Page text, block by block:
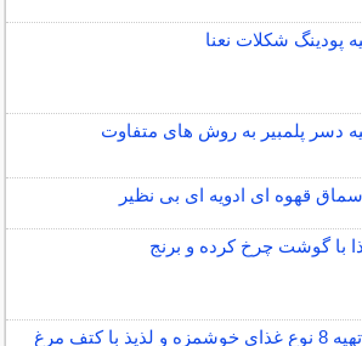
پودینگ شکلات نعنا
دسر پلمبیر به روش های متفاوت
قهوه ای ادویه ای بی نظیر
با گوشت چرخ کرده و برنج
لذیذ با کتف مرغ